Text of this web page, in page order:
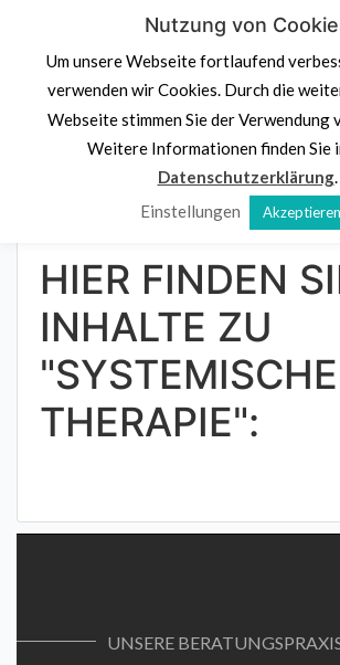
content
Denk an dich
Psychologische Beratung,
Potenzialentdeckung
Navigation klicken
Systemische Therapie
HIER FINDEN
INHALTE ZU
THERAPIE":
UNSERE
Nutzung von
Um unsere Webseite fortlaufend
verwenden wir Cookies. Durch die
Webseite stimmen Sie der Verwendung
Weitere Informationen finden Sie
Datenschutzerklärung.
Einstellungen
Akzeptieren